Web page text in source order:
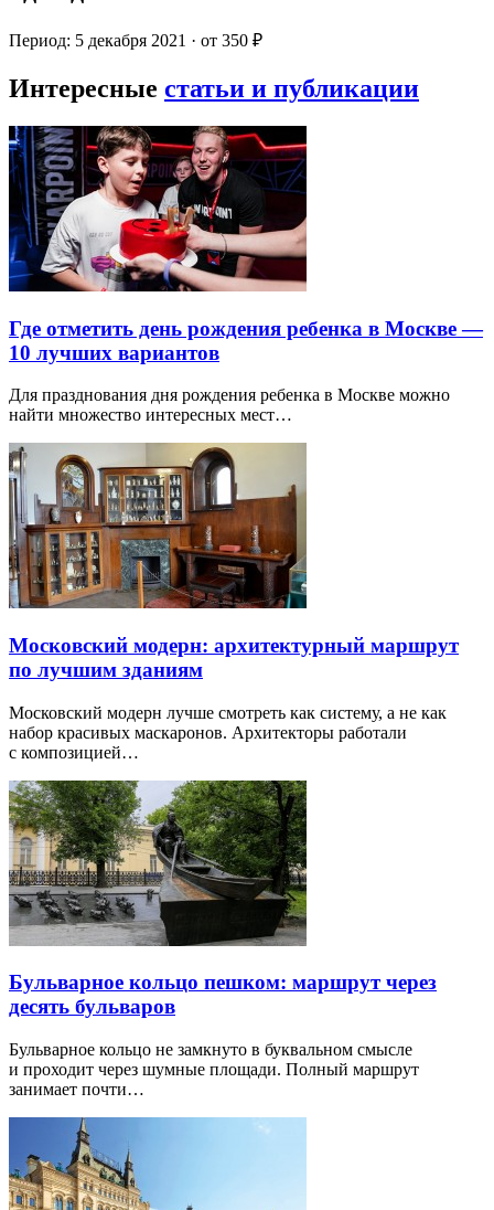
Период: 5 декабря 2021 · от 350 ₽
Интересные статьи и публикации
Где отметить день рождения ребенка в Москве —
10 лучших вариантов
Для празднования дня рождения ребенка в Москве можно
найти множество интересных мест…
Московский модерн: архитектурный маршрут
по лучшим зданиям
Московский модерн лучше смотреть как систему, а не как
набор красивых маскаронов. Архитекторы работали
с композицией…
Бульварное кольцо пешком: маршрут через
десять бульваров
Бульварное кольцо не замкнуто в буквальном смысле
и проходит через шумные площади. Полный маршрут
занимает почти…